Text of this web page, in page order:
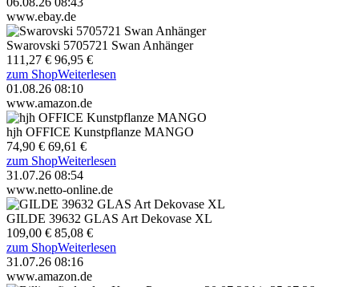
www.ebay.de
Swarovski 5705721 Swan Anhänger
111,27 € 96,95 €
zum ShopWeiterlesen
01.08.26 08:10
www.amazon.de
hjh OFFICE Kunstpflanze MANGO
74,90 € 69,61 €
zum ShopWeiterlesen
31.07.26 08:54
www.netto-online.de
GILDE 39632 GLAS Art Dekovase XL
109,00 € 85,08 €
zum ShopWeiterlesen
31.07.26 08:16
www.amazon.de